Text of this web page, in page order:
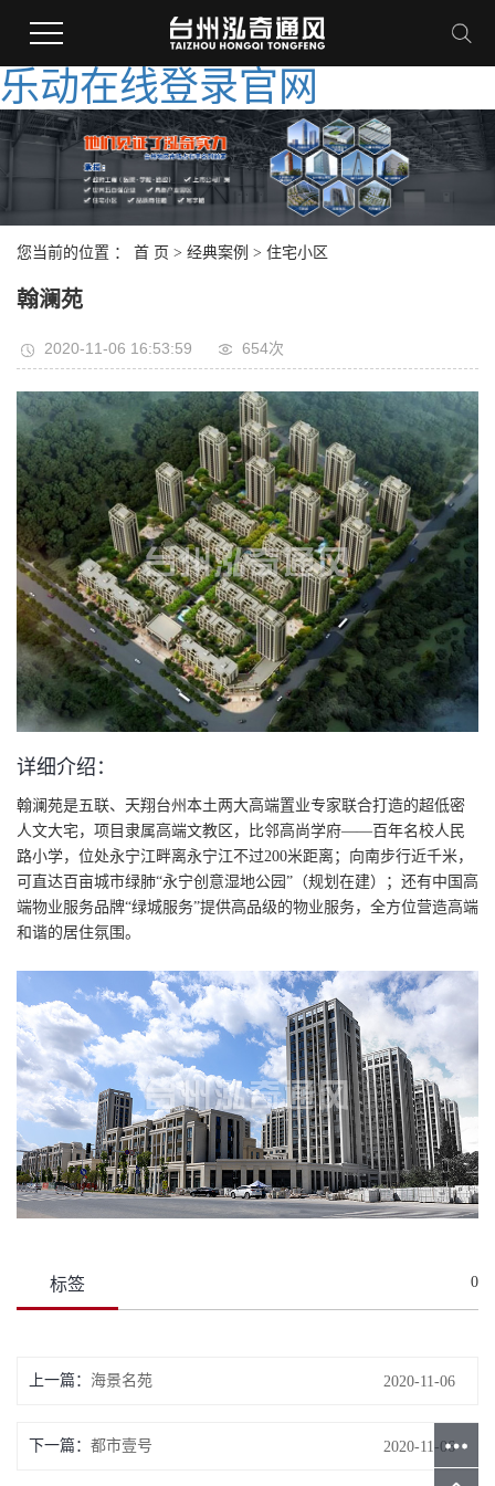
乐动在线登录官网
您当前的位置 ： 首 页 > 经典案例 > 住宅小区
翰澜苑
2020-11-06 16:53:59 654次
详细介绍：
翰澜苑是五联、天翔台州本土两大高端置业专家联合打造的超低密
人文大宅，项目隶属高端文教区，比邻高尚学府——百年名校人民
路小学，位处永宁江畔离永宁江不过200米距离；向南步行近千米，
可直达百亩城市绿肺“永宁创意湿地公园”（规划在建）；还有中国高
端物业服务品牌“绿城服务”提供高品级的物业服务，全方位营造高端
和谐的居住氛围。
标签 0
上一篇： 海景名苑 2020-11-06
下一篇： 都市壹号 2020-11-06